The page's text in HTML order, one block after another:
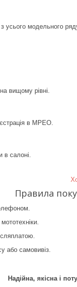
усього модельного
вищому рівні.
в МРЕО.
в салоні.
Правила
мототехніки.
або самовивіз.
Надійна, якісна і